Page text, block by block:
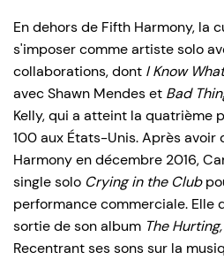
En dehors de Fifth Harmony, la
s'imposer comme artiste solo
collaborations, dont I Know
avec Shawn Mendes et Bad
Kelly, qui a atteint la quatrième
100 aux États-Unis. Après
Harmony en décembre 2016,
single solo Crying in the Club
performance commerciale. Elle
sortie de son album The
Recentrant ses sons sur la